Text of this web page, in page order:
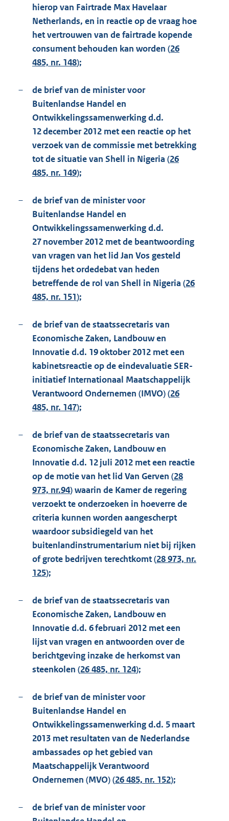
hierop van Fairtrade Max Havelaar
Netherlands, en in reactie op de vraag hoe
het vertrouwen van de fairtrade kopende
consument behouden kan worden (26
485, nr. 148);
–
de brief van de minister voor
Buitenlandse Handel en
Ontwikkelingssamenwerking d.d.
12 december 2012 met een reactie op het
verzoek van de commissie met betrekking
tot de situatie van Shell in Nigeria (26
485, nr. 149);
–
de brief van de minister voor
Buitenlandse Handel en
Ontwikkelingssamenwerking d.d.
27 november 2012 met de beantwoording
van vragen van het lid Jan Vos gesteld
tijdens het ordedebat van heden
betreffende de rol van Shell in Nigeria (26
485, nr. 151);
–
de brief van de staatssecretaris van
Economische Zaken, Landbouw en
Innovatie d.d. 19 oktober 2012 met een
kabinetsreactie op de eindevaluatie SER-
initiatief Internationaal Maatschappelijk
Verantwoord Ondernemen (IMVO) (26
485, nr. 147);
–
de brief van de staatssecretaris van
Economische Zaken, Landbouw en
Innovatie d.d. 12 juli 2012 met een reactie
op de motie van het lid Van Gerven (28
973, nr.94) waarin de Kamer de regering
verzoekt te onderzoeken in hoeverre de
criteria kunnen worden aangescherpt
waardoor subsidiegeld van het
buitenlandinstrumentarium niet bij rijken
of grote bedrijven terechtkomt (28 973, nr.
125);
–
de brief van de staatssecretaris van
Economische Zaken, Landbouw en
Innovatie d.d. 6 februari 2012 met een
lijst van vragen en antwoorden over de
berichtgeving inzake de herkomst van
steenkolen (26 485, nr. 124);
–
de brief van de minister voor
Buitenlandse Handel en
Ontwikkelingssamenwerking d.d. 5 maart
2013 met resultaten van de Nederlandse
ambassades op het gebied van
Maatschappelijk Verantwoord
Ondernemen (MVO) (26 485, nr. 152);
–
de brief van de minister voor